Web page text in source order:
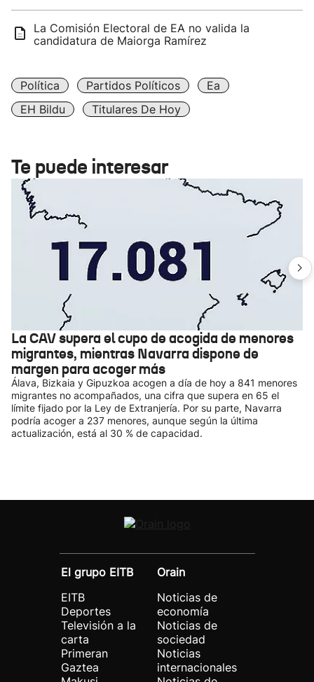
La Comisión Electoral de EA no valida la
candidatura de Maiorga Ramírez
Política Partidos Políticos
Ea
EH Bildu
Titulares De Hoy
Te puede interesar
La CAV supera el cupo de acogida de menores
migrantes, mientras Navarra dispone de
margen para acoger más
Álava, Bizkaia y Gipuzkoa acogen a día de hoy a 841 menores
migrantes no acompañados, una cifra que supera en 65 el
límite fijado por la Ley de Extranjería. Por su parte, Navarra
podría acoger a 237 menores, aunque según la última
actualización, está al 30 % de capacidad.
El grupo EITB
EITB
Deportes
Televisión a la
carta
Primeran
Gaztea
Orain
Noticias de
economía
Noticias de
sociedad
Noticias
internacionales